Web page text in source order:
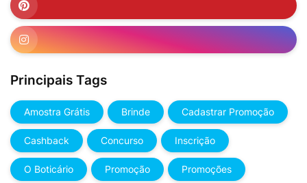
Principais Tags
Amostra Grátis Brinde Cadastrar Promoção
Cashback Concurso Inscrição
O Boticário Promoção Promoções